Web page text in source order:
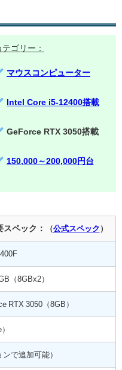
テゴリー：
マウスコンピューター
Intel Core i5-12400搭載
GeForce RTX 3050搭載
150,000～200,000円台
ペック： （公式スペック ）
（8GBx2）
RTX 3050（8GB）
で追加可能）